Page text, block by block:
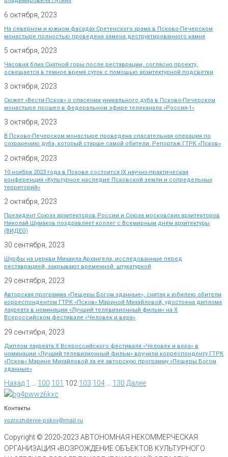
6 октября, 2023
На северном и южном фасадах Сретенского храма в Псково-Печерском
монастыре полностью проведена замена деструктированного камня
5 октября, 2023
Часовня близ Снятной горы после реставрации, согласно проекту,
освещается в темное время суток с помощью архитектурной подсветки
3 октября, 2023
Сюжет «Вести-Псков» о спасении уникального дуба в Псково-Печерском
монастыре прошел в федеральном эфире телеканала «Россия-1»
3 октября, 2023
В Псково-Печерском монастыре проведена спасательная операция по
сохранению дуба, который старше самой обители. Репортаж ГТРК «Псков»
2 октября, 2023
10 ноября 2023 года в Пскове состоится IX научно-практическая
конференция «Культурное наследие Псковской земли и сопредельных
территорий»
2 октября, 2023
Президент Союза архитекторов России и Союза московских архитекторов
Николай Шумаков поздравляет коллег с Всемирным днём архитектуры
(ВИДЕО)
30 сентября, 2023
Шурфы на церкви Михаила Архангела, исследованные перед
реставрацией, закрывают временной штукатуркой
29 сентября, 2023
Авторская программа «Пещеры Богом зданные», снятая к юбилею обители
корреспондентом ГТРК «Псков» Мариной Михайловой, удостоена диплома
лауреата в номинации «Лучший телевизионный фильм» на Х
Всероссийском фестивале «Человек и вера»
29 сентября, 2023
Диплом лауреата X Всероссийского фестиваля «Человек и вера» в
номинации «Лучший телевизионный фильм» вручили корреспонденту ГТРК
«Псков» Марине Михайловой за её авторскую программу «Пещеры Богом
зданные»
Назад 1 100 101 102 103 104 130 Далее
Контакты
vozrozhdenie-pskov@mail.ru
Copyright © 2020-2023 АВТОНОМНАЯ НЕКОММЕРЧЕСКАЯ
ОРГАНИЗАЦИЯ «ВОЗРОЖДЕНИЕ ОБЪЕКТОВ КУЛЬТУРНОГО